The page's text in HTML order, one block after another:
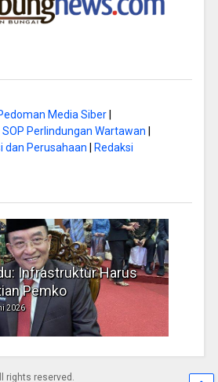
Media Siber|
SOP Perlindungan Wartawan |
dan Perusahaan | Redaksi
Infrastruktur Harus
Pemko
2026
rights reserved.